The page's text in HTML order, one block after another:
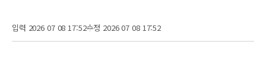
입력 2026 07 08 17:52수정 2026 07 08 17:52